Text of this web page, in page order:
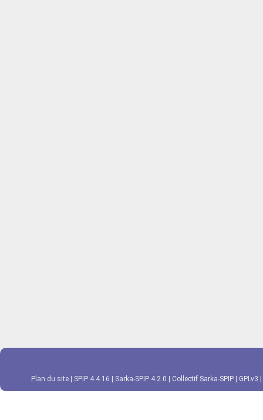
Plan du site SPIP 4.4.16 Sarka-SPIP 4.2.0 Collectif Sarka-SPIP GPLv3